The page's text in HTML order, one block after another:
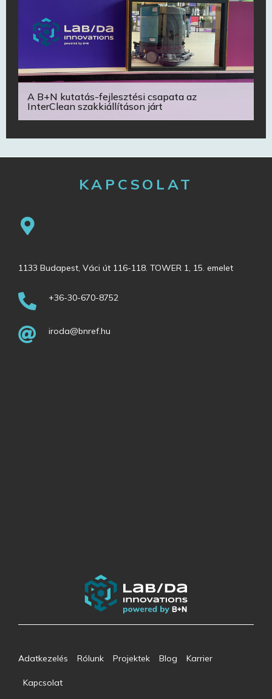
A B+N kutatás-fejlesztési csapata az
InterClean szakkiállításon járt
KAPCSOLAT
1133 Budapest, Váci út 116-118. TOWER 1, 15. emelet
+36-30-670-8752
iroda@bnref.hu
Adatkezelés Rólunk Projektek Blog Karrier
Kapcsolat